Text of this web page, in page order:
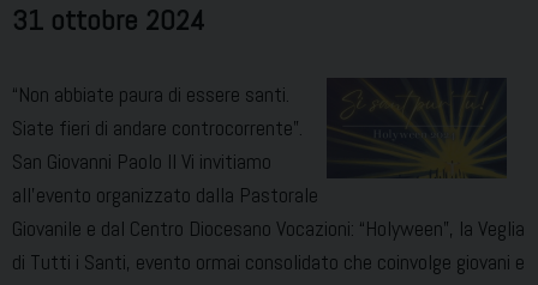
31 ottobre 2024
“Non abbiate paura di essere santi.
Siate fieri di andare controcorrente”.
San Giovanni Paolo II Vi invitiamo
all’evento organizzato dalla Pastorale
Giovanile e dal Centro Diocesano Vocazioni: “Holyween”, la Veglia
di Tutti i Santi, evento ormai consolidato che coinvolge giovani e